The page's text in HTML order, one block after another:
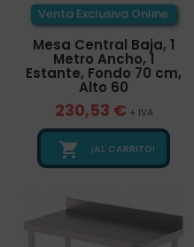
Venta Exclusiva Online
Mesa Central Baja, 1
Metro Ancho, 1
Estante, Fondo 70 cm,
Alto 60
230,53 € + IVA
 ¡AL CARRITO!